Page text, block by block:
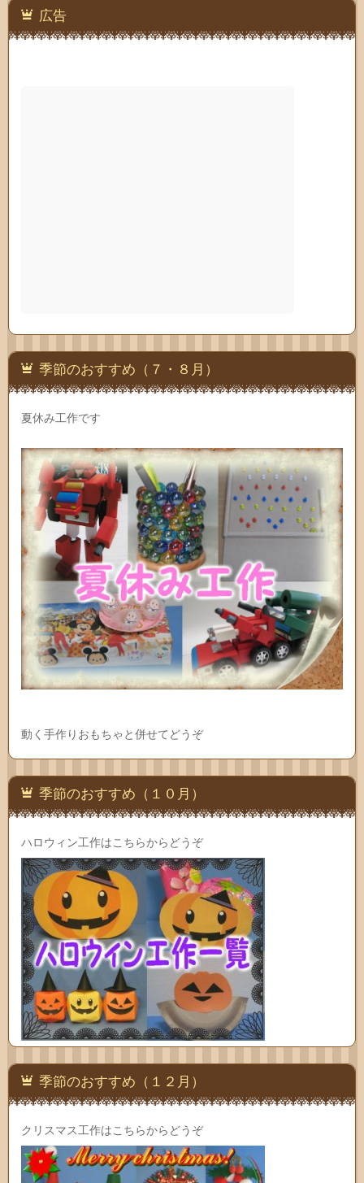
広告
季節のおすすめ（７・８月）
夏休み工作です
動く手作りおもちゃと併せてどうぞ
季節のおすすめ（１０月）
ハロウィン工作はこちらからどうぞ
季節のおすすめ（１２月）
クリスマス工作はこちらからどうぞ